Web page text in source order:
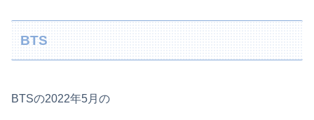
BTS
BTSの2022年5月の